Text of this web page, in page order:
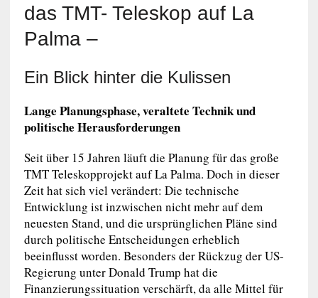
das TMT- Teleskop auf La
Palma –
Ein Blick hinter die Kulissen
Lange Planungsphase, veraltete Technik und
politische Herausforderungen
Seit über 15 Jahren läuft die Planung für das große
TMT Teleskopprojekt auf La Palma. Doch in dieser
Zeit hat sich viel verändert: Die technische
Entwicklung ist inzwischen nicht mehr auf dem
neuesten Stand, und die ursprünglichen Pläne sind
durch politische Entscheidungen erheblich
beeinflusst worden. Besonders der Rückzug der US-
Regierung unter Donald Trump hat die
Finanzierungssituation verschärft, da alle Mittel für